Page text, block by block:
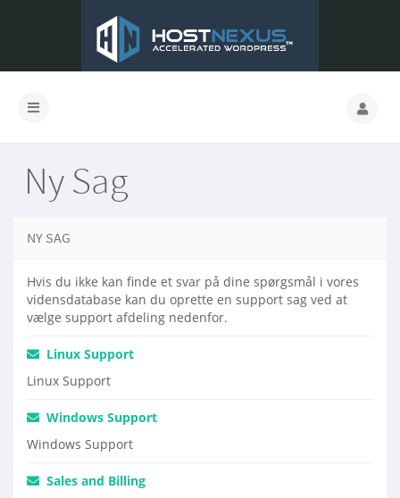
Ny Sag
NY SAG
Hvis du ikke kan finde et svar på dine spørgsmål i vores
vidensdatabase kan du oprette en support sag ved at
vælge support afdeling nedenfor.
Linux Support
Linux Support
Windows Support
Windows Support
Sales and Billing